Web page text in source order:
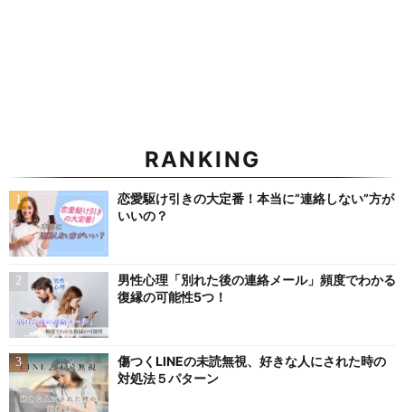
RANKING
恋愛駆け引きの大定番！本当に”連絡しない”方が
いいの？
男性心理「別れた後の連絡メール」頻度でわかる
復縁の可能性5つ！
傷つくLINEの未読無視、好きな人にされた時の
対処法５パターン